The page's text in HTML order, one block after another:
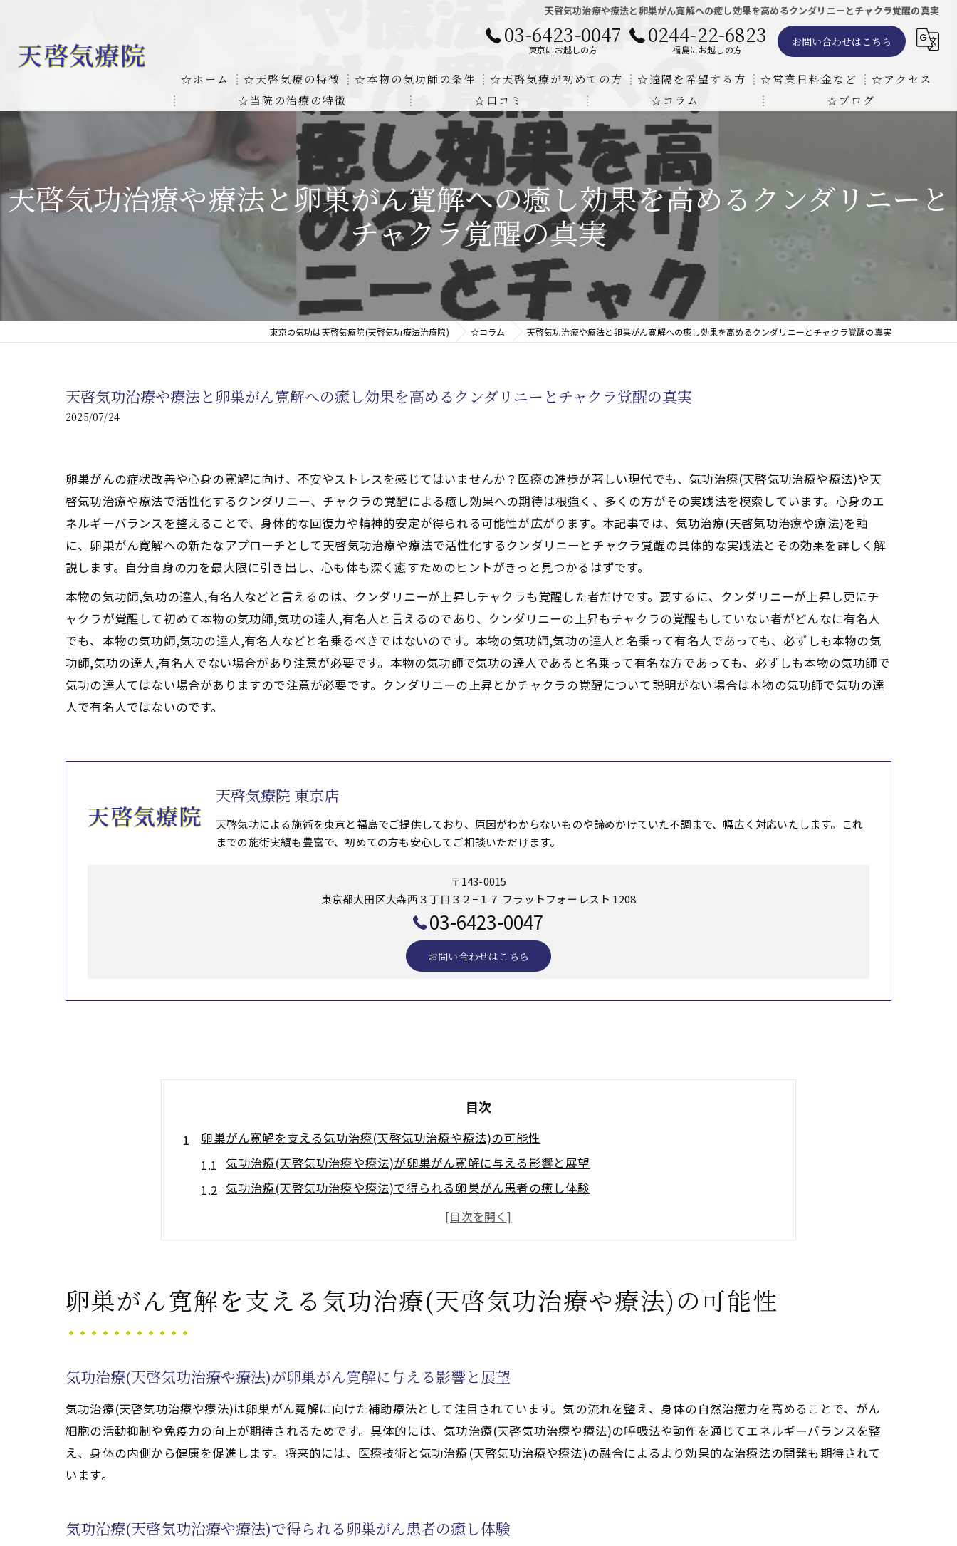
天啓気功治療や療法と卵巣がん寛解への癒し効果を高めるクンダリニーとチャクラ覚醒の真実
03-6423-0047
東京にお越しの方
0244-22-6823
福島にお越しの方
お問い合わせはこちら
☆ホーム ☆天啓気療の特徴
お客様の質問に対する回答
天啓気療に関する書籍
本物の気功師にも優るサイ能力の凄さ
気功治療や療法と天啓気療の違い
☆本物の気功師の条件
クンダリニーの上昇でチャクラの覚醒
☆天啓気療が初めての方 ☆遠隔を希望する方
遠隔気功ヒーリングで難病の克服の方法と効果
☆営業日料金など ☆アクセス
☆当院の治療の特徴
線維筋痛症が天啓気療により奇跡的な寛解
難病の疾患
難病治療に革命チャクラ覚醒サイ能力
肝臓の疾患
肝臓疾患の原因と症状を解明及び緩解法
心臓の疾患
腎臓の疾患
☆口コミ ☆コラム ☆ブログ
天啓気功治療や療法と卵巣がん寛解への癒し効果を高めるクンダリニーと
チャクラ覚醒の真実
東京の気功は天啓気療院(天啓気功療法治療院) ☆コラム 天啓気功治療や療法と卵巣がん寛解への癒し効果を高めるクンダリニーとチャクラ覚醒の真実
天啓気功治療や療法と卵巣がん寛解への癒し効果を高めるクンダリニーとチャクラ覚醒の真実
2025/07/24
卵巣がんの症状改善や心身の寛解に向け、不安やストレスを感じてはいませんか？医療の進歩が著しい現代でも、気功治療(天啓気功治療や療法)や天
啓気功治療や療法で活性化するクンダリニー、チャクラの覚醒による癒し効果への期待は根強く、多くの方がその実践法を模索しています。心身のエ
ネルギーバランスを整えることで、身体的な回復力や精神的安定が得られる可能性が広がります。本記事では、気功治療(天啓気功治療や療法)を軸
に、卵巣がん寛解への新たなアプローチとして天啓気功治療や療法で活性化するクンダリニーとチャクラ覚醒の具体的な実践法とその効果を詳しく解
説します。自分自身の力を最大限に引き出し、心も体も深く癒すためのヒントがきっと見つかるはずです。
本物の気功師,気功の達人,有名人などと言えるのは、クンダリニーが上昇しチャクラも覚醒した者だけです。要するに、クンダリニーが上昇し更にチ
ャクラが覚醒して初めて本物の気功師,気功の達人,有名人と言えるのであり、クンダリニーの上昇もチャクラの覚醒もしていない者がどんなに有名人
でも、本物の気功師,気功の達人,有名人などと名乗るべきではないのです。本物の気功師,気功の達人と名乗って有名人であっても、必ずしも本物の気
功師,気功の達人,有名人でない場合があり注意が必要です。本物の気功師で気功の達人であると名乗って有名な方であっても、必ずしも本物の気功師で
気功の達人てはない場合がありますので注意が必要です。クンダリニーの上昇とかチャクラの覚醒について説明がない場合は本物の気功師で気功の達
人で有名人ではないのです。
天啓気療院 東京店
天啓気功による施術を東京と福島でご提供しており、原因がわからないものや諦めかけていた不調まで、幅広く対応いたします。これ
までの施術実績も豊富で、初めての方も安心してご相談いただけます。
〒143-0015
東京都大田区大森西３丁目３２−１７ フラットフォーレスト 1208
03-6423-0047
お問い合わせはこちら
目次
卵巣がん寛解を支える気功治療(天啓気功治療や療法)の可能性
気功治療(天啓気功治療や療法)が卵巣がん寛解に与える影響と展望
気功治療(天啓気功治療や療法)で得られる卵巣がん患者の癒し体験
寛解を目指す気功治療(天啓気功治療や療法)の基本的な考え方とは
気功治療(天啓気功治療や療法)がもたらす心身のバランス調整効果
実践者が語る気功治療(天啓気功治療や療法)の寛解への手応え
天啓気功治療や療法で活性化するクンダリニー覚醒がもたらす心身の癒し
卵巣がん寛解と天啓気功治療や療法で活性化するクンダリニーの関係性を探る
天啓気功治療や療法で活性化するクンダリニー覚醒の安全な実践ポイント
気功治療(天啓気功治療や療法)で促す天啓気功治療や療法でクンダリニーの活性化方法
天啓気功治療や療法で活性化するクンダリニー覚醒後の新たな心身の変化
天啓気功治療や療法でチャクラ活性化が卵巣がん回復に果たす役割
卵巣がん寛解を支える気功治療(天啓気功治療や療法)の可能性
気功治療(天啓気功治療や療法)が卵巣がん寛解に与える影響と展望
気功治療(天啓気功治療や療法)は卵巣がん寛解に向けた補助療法として注目されています。気の流れを整え、身体の自然治癒力を高めることで、がん
細胞の活動抑制や免疫力の向上が期待されるためです。具体的には、気功治療(天啓気功治療や療法)の呼吸法や動作を通じてエネルギーバランスを整
え、身体の内側から健康を促進します。将来的には、医療技術と気功治療(天啓気功治療や療法)の融合によるより効果的な治療法の開発も期待されて
います。
気功治療(天啓気功治療や療法)で得られる卵巣がん患者の癒し体験